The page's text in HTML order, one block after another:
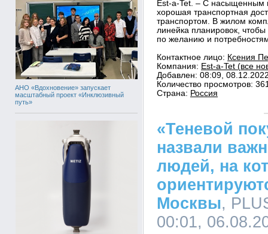
АНО «Вдохновение» запускает
масштабный проект «Инклюзивный
путь»
Est-a-Tet. – С насыщенным
хорошая транспортная
транспортом. В жилом
линейка планировок,
по желанию и
Контактное лицо: Ксения
Компания: Est-a-Tet (все
Добавлен: 08:09,
Количество просмотров:
Страна: Россия
«Теневой
назвали
людей, на
Москвы,
00:01,